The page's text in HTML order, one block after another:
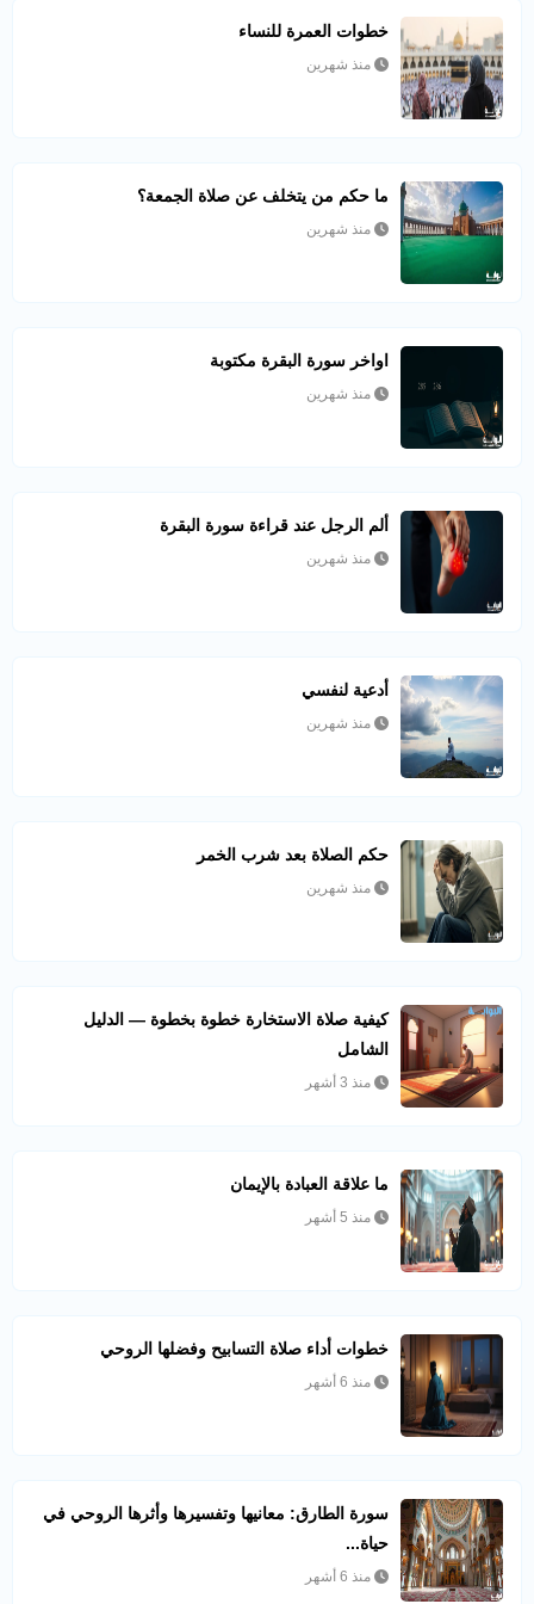
خطوات العمرة للنساء
منذ شهرين
ما حكم من يتخلف عن صلاة الجمعة؟
منذ شهرين
اواخر سورة البقرة مكتوبة
منذ شهرين
ألم الرجل عند قراءة سورة البقرة
منذ شهرين
أدعية لنفسي
منذ شهرين
حكم الصلاة بعد شرب الخمر
منذ شهرين
كيفية صلاة الاستخارة خطوة بخطوة — الدليل
الشامل
منذ 3 أشهر
ما علاقة العبادة بالإيمان
منذ 5 أشهر
خطوات أداء صلاة التسابيح وفضلها الروحي
منذ 6 أشهر
سورة الطارق: معانيها وتفسيرها وأثرها الروحي في
حياة...
منذ 6 أشهر